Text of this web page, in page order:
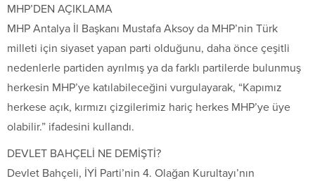
MHP’DEN AÇIKLAMA
MHP Antalya İl Başkanı Mustafa Aksoy da MHP’nin Türk
milleti için siyaset yapan parti olduğunu, daha önce çeşitli
nedenlerle partiden ayrılmış ya da farklı partilerde bulunmuş
herkesin MHP’ye katılabileceğini vurgulayarak, “Kapımız
herkese açık, kırmızı çizgilerimiz hariç herkes MHP’ye üye
olabilir.” ifadesini kullandı.
DEVLET BAHÇELİ NE DEMİŞTİ?
Devlet Bahçeli, İYİ Parti’nin 4. Olağan Kurultayı’nın